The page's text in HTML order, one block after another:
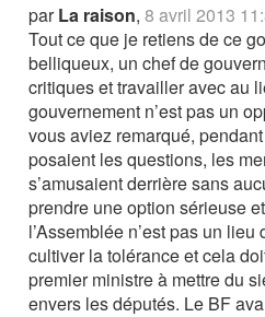
parLa raison,8 avril 2013
Tout ce que je retiens de ce
belliqueux, un chef de
critiques et travailler avec au
gouvernement n’est pas un
vous aviez remarqué,
posaient les questions, les
s’amusaient derrière sans
prendre une option sérieuse
l’Assemblée n’est pas un
cultiver la tolérance et cela
premier ministre à mettre du
envers les députés. Le BF